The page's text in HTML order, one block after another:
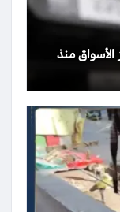
الأسواق منذ